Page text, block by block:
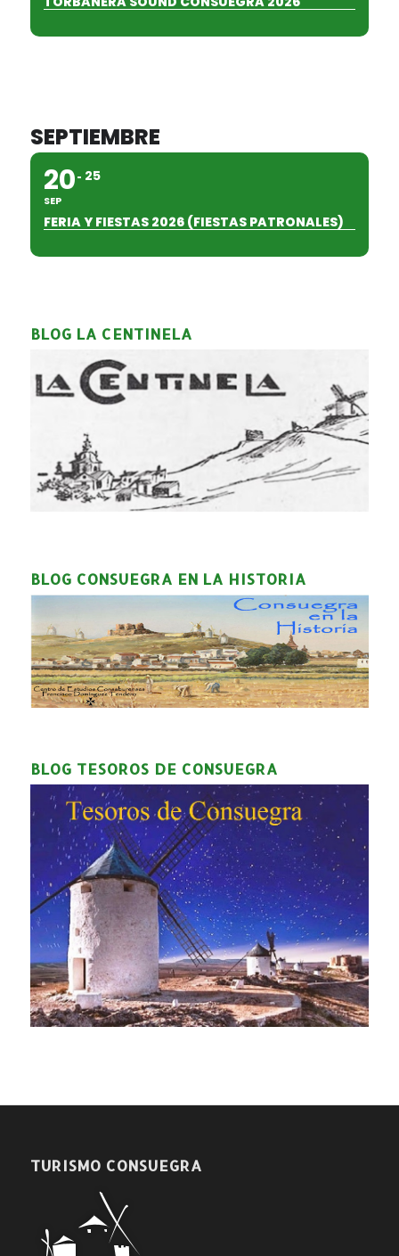
SEPTIEMBRE
20
SEP
25
FERIA Y FIESTAS 2026 (FIESTAS PATRONALES)
BLOG LA CENTINELA
BLOG CONSUEGRA EN LA HISTORIA
BLOG TESOROS DE CONSUEGRA
TURISMO CONSUEGRA